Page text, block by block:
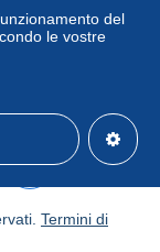
a carico
il rimborso
9e (with
del
le vostre
Termini di